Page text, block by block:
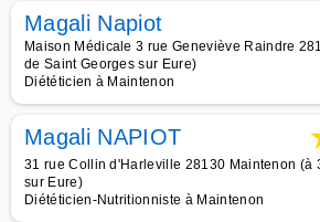
Magali Napiot
Maison Médicale 3 rue Geneviève Raindre
de Saint Georges sur Eure)
Diététicien à Maintenon
Magali NAPIOT
31 rue Collin d'Harleville 28130 Maintenon (à
sur Eure)
Diététicien-Nutritionniste à Maintenon